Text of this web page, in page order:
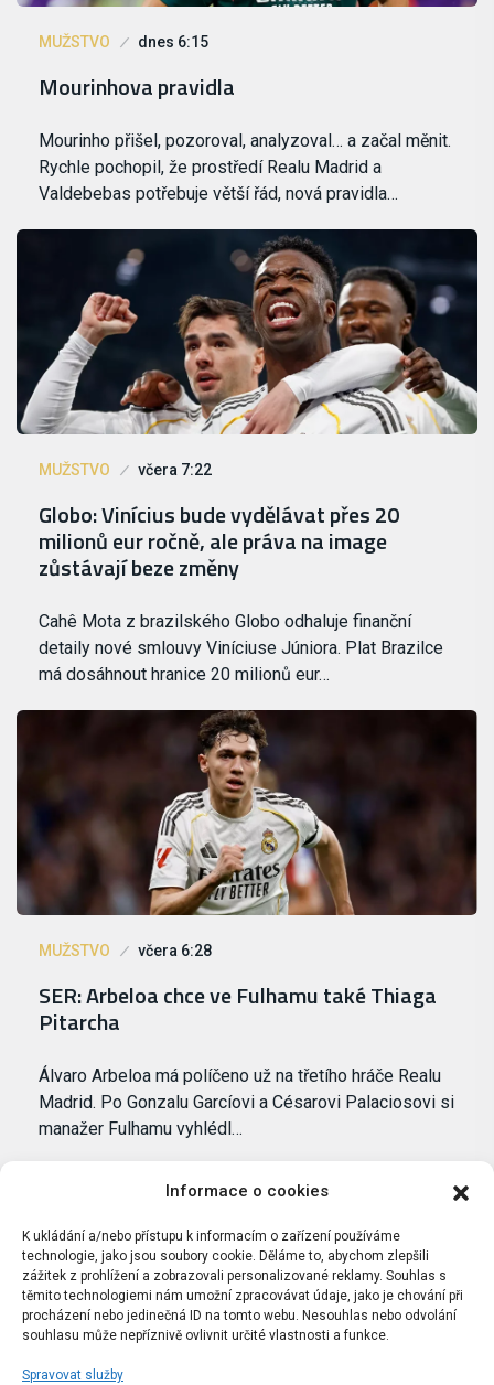
Informace o cookies
K ukládání a/nebo přístupu k informacím o zařízení používáme
technologie, jako jsou soubory cookie. Děláme to, abychom zlepšili
zážitek z prohlížení a zobrazovali personalizované reklamy. Souhlas s
těmito technologiemi nám umožní zpracovávat údaje, jako je chování při
procházení nebo jedinečná ID na tomto webu. Nesouhlas nebo odvolání
souhlasu může nepříznivě ovlivnit určité vlastnosti a funkce.
Spravovat služby
MUŽSTVO dnes 6:15
Mourinhova pravidla
Mourinho přišel, pozoroval, analyzoval… a začal měnit.
Rychle pochopil, že prostředí Realu Madrid a
Valdebebas potřebuje větší řád, nová pravidla…
MUŽSTVO včera 7:22
Globo: Vinícius bude vydělávat přes 20
milionů eur ročně, ale práva na image
zůstávají beze změny
Cahê Mota z brazilského Globo odhaluje finanční
detaily nové smlouvy Viníciuse Júniora. Plat Brazilce
má dosáhnout hranice 20 milionů eur…
MUŽSTVO včera 6:28
SER: Arbeloa chce ve Fulhamu také Thiaga
Pitarcha
Álvaro Arbeloa má políčeno už na třetího hráče Realu
Madrid. Po Gonzalu Garcíovi a Césarovi Palaciosovi si
manažer Fulhamu vyhlédl…